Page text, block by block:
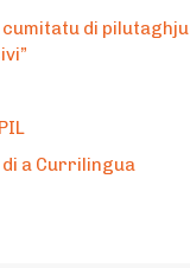
di pilutaghju
a Currilingua